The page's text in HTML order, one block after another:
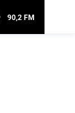
90,2 FM